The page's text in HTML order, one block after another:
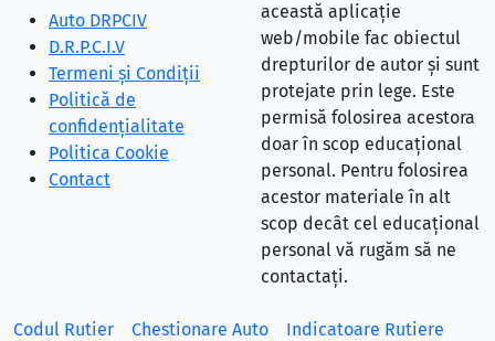
Auto DRPCIV
D.R.P.C.I.V
Termeni și Condiții
Politică de
confidențialitate
Politica Cookie
Contact
această aplicație
web/mobile fac obiectul
drepturilor de autor și sunt
protejate prin lege. Este
permisă folosirea acestora
doar în scop educațional
personal. Pentru folosirea
acestor materiale în alt
scop decât cel educațional
personal vă rugăm să ne
contactați.
Codul Rutier Chestionare Auto Indicatoare Rutiere